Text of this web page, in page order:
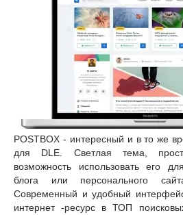
POSTBOX - интересный и в то же
для DLE. Светлая тема,
возможность использовать его
блога или персонального
Современный и удобный
интернет -ресурс в ТОП